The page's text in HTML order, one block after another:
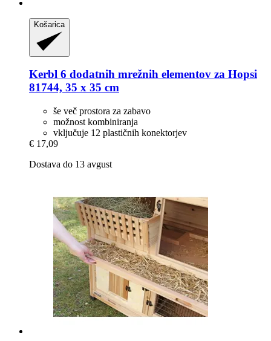
Košarica
Kerbl 6 dodatnih mrežnih elementov za Hopsi
81744, 35 x 35 cm
še več prostora za zabavo
možnost kombiniranja
vključuje 12 plastičnih konektorjev
€ 17,09
Dostava do 13 avgust